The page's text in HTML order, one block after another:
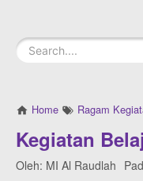
Home Ragam
Kegiatan
Oleh: MI Al Raudlah